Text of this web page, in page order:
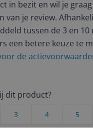
in bezit en wil je
van je review.
tussen de 3 en
een betere keuze te
de
dit product?
5
4
3